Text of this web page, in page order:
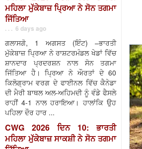
ਮਹਿਲਾ ਮੁੱਕੇਬਾਜ਼ ਪ੍ਰਿਆ ਨੇ ਸੋਨ ਤਗਮਾ
ਜਿੱਤਿਆ
. . . 6 days ago
ਗਲਾਸਗੋ, 1 ਅਗਸਤ (ਇੰਟ) –ਭਾਰਤੀ
ਮੁੱਕੇਬਾਜ਼ ਪ੍ਰਿਆ ਨੇ ਰਾਸ਼ਟਰਮੰਡਲ ਖੇਡਾਂ ਵਿੱਚ
ਸ਼ਾਨਦਾਰ ਪ੍ਰਦਰਸ਼ਨ ਨਾਲ ਸੋਨ ਤਗਮਾ
ਜਿੱਤਿਆ ਹੈ। ਪ੍ਰਿਆ ਨੇ ਔਰਤਾਂ ਦੇ 60
ਕਿਲੋਗ੍ਰਾਮ ਵਰਗ ਦੇ ਫਾਈਨਲ ਵਿੱਚ ਕੈਨੇਡਾ
ਦੀ ਮੈਰੀ ਬਾਥਲ ਅਲ-ਅਹਿਮਦੀ ਨੂੰ ਵੰਡੇ ਫੈਸਲੇ
ਰਾਹੀਂ 4-1 ਨਾਲ ਹਰਾਇਆ। ਹਾਲਾਂਕਿ ਉਹ
ਪਹਿਲਾ ਦੌਰ ਹਾਰ ...
CWG 2026 ਦਿਨ 10: ਭਾਰਤੀ
ਮਹਿਲਾ ਮੁੱਕੇਬਾਜ਼ ਸਾਕਸ਼ੀ ਨੇ ਸੋਨ ਤਗਮਾ